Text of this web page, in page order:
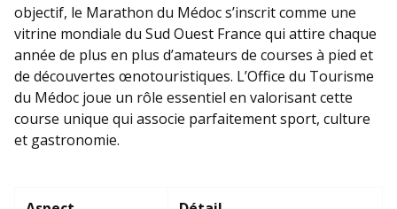
objectif, le Marathon du Médoc s’inscrit comme une
vitrine mondiale du Sud Ouest France qui attire chaque
année de plus en plus d’amateurs de courses à pied et
de découvertes œnotouristiques. L’Office du Tourisme
du Médoc joue un rôle essentiel en valorisant cette
course unique qui associe parfaitement sport, culture
et gastronomie.